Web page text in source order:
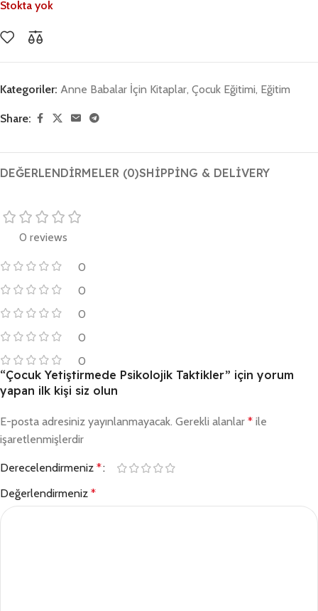
Stokta yok
Kategoriler: Anne Babalar İçin Kitaplar, Çocuk Eğitimi, Eğitim
Share:
DEĞERLENDIRMELER (0)SHIPPING & DELIVERY
0 reviews
0
0
0
0
0
“Çocuk Yetiştirmede Psikolojik Taktikler” için yorum
yapan ilk kişi siz olun
E-posta adresiniz yayınlanmayacak. Gerekli alanlar * ile
işaretlenmişlerdir
Derecelendirmeniz *
Değerlendirmeniz *